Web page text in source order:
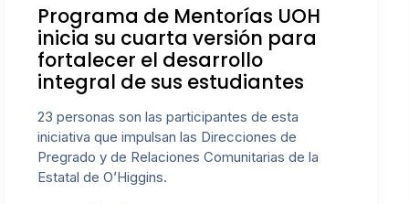
Programa de Mentorías UOH
inicia su cuarta versión para
fortalecer el desarrollo
integral de sus estudiantes
23 personas son las participantes de esta
iniciativa que impulsan las Direcciones de
Pregrado y de Relaciones Comunitarias de la
Estatal de O’Higgins.